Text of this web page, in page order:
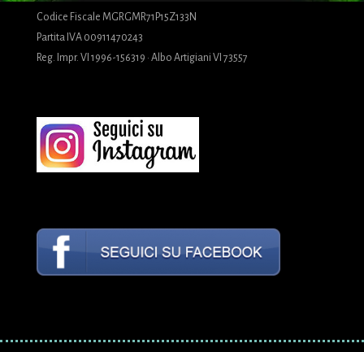
Codice Fiscale MGRGMR71P15Z133N
Partita IVA 00911470243
Reg. Impr. VI 1996-156319 · Albo Artigiani VI 73557